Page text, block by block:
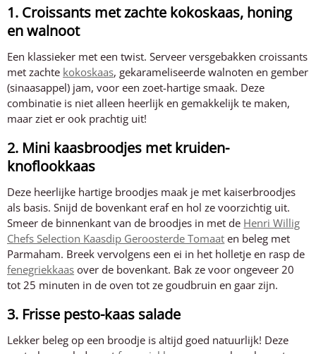
1. Croissants met zachte kokoskaas, honing
en walnoot
Een klassieker met een twist. Serveer versgebakken croissants
met zachte kokoskaas, gekarameliseerde walnoten en gember
(sinaasappel) jam, voor een zoet-hartige smaak. Deze
combinatie is niet alleen heerlijk en gemakkelijk te maken,
maar ziet er ook prachtig uit!
2. Mini kaasbroodjes met kruiden-
knoflookkaas
Deze heerlijke hartige broodjes maak je met kaiserbroodjes
als basis. Snijd de bovenkant eraf en hol ze voorzichtig uit.
Smeer de binnenkant van de broodjes in met de Henri Willig
Chefs Selection Kaasdip Geroosterde Tomaat en beleg met
Parmaham. Breek vervolgens een ei in het holletje en rasp de
fenegriekkaas over de bovenkant. Bak ze voor ongeveer 20
tot 25 minuten in de oven tot ze goudbruin en gaar zijn.
3. Frisse pesto-kaas salade
Lekker beleg op een broodje is altijd goed natuurlijk! Deze